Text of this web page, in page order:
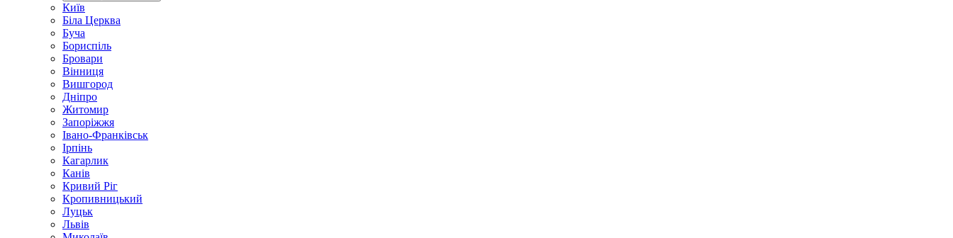
Київ
Біла Церква
Буча
Бориспіль
Бровари
Вінниця
Вишгород
Дніпро
Житомир
Запоріжжя
Івано-Франківськ
Ірпінь
Кагарлик
Канів
Кривий Ріг
Кропивницький
Луцьк
Львів